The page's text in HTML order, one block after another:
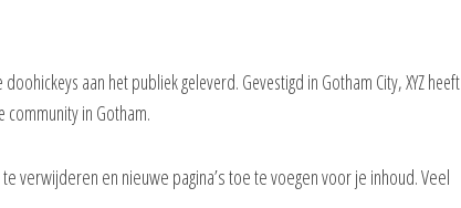
aan het publiek geleverd. Gevestigd in Gotham City, XYZ heeft
community in Gotham.
verwijderen en nieuwe pagina’s toe te voegen voor je inhoud. Veel